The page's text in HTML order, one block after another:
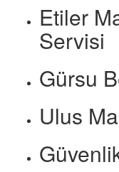
Etiler
Servisi
Gürsu
Ulus